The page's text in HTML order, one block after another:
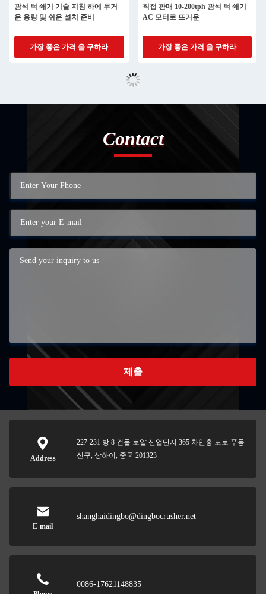
광석 턱 쇄기 기술 지침 하에 무거
운 용량 및 쉬운 설치 준비
가장 좋은 가격 을 구하라
직접 판매 10-200tph 광석 턱 쇄기
AC 모터로 뜨거운
가장 좋은 가격 을 구하라
Contact
제출
Address
227-231 방 8 건물 로얄 산업단지 365 차안홍 도로 푸둥
신구, 상하이, 중국 201323
E-mail
shanghaidingbo@dingbocrusher.net
0086-17621148835